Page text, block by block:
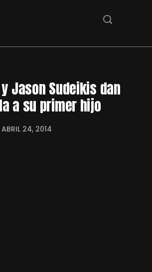
Jason Sudeikis dan
a su primer hijo
ABRIL 24, 2014